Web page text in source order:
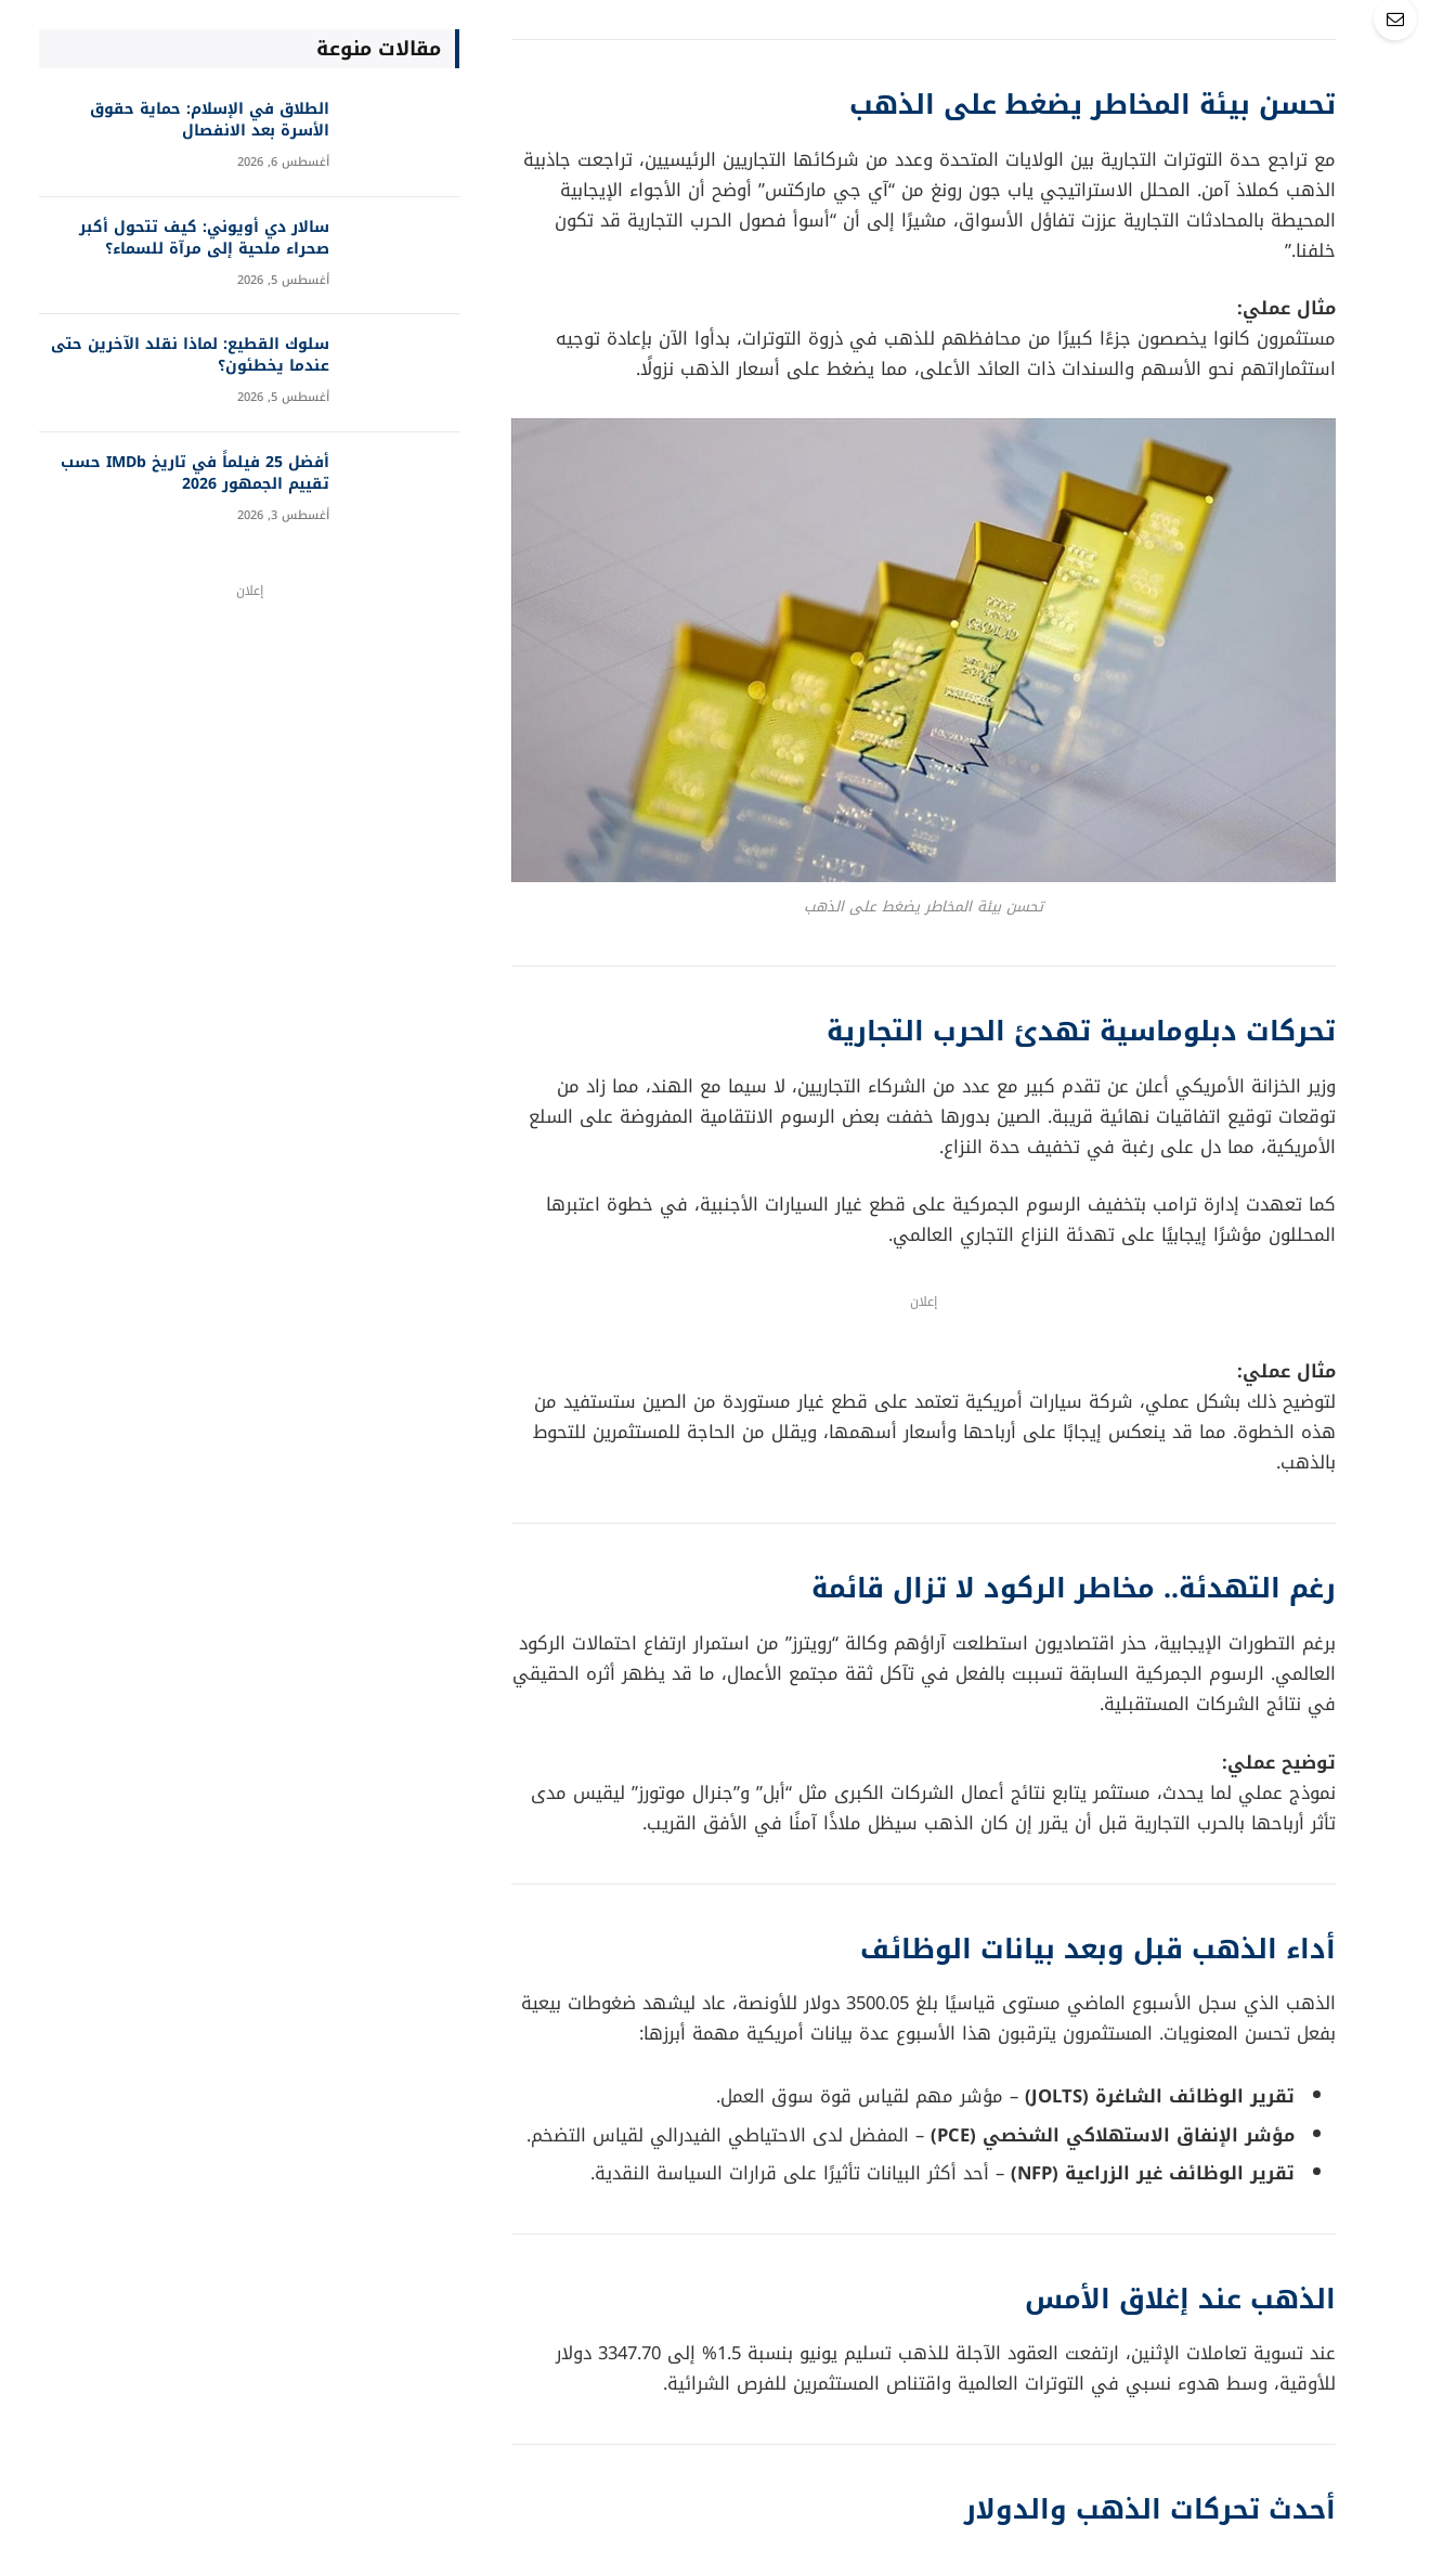
تحسن بيئة المخاطر يضغط على الذهب
مع تراجع حدة التوترات التجارية بين الولايات المتحدة وعدد من شركائها التجاريين الرئيسيين، تراجعت جاذبية
الذهب كملاذ آمن. المحلل الاستراتيجي ياب جون رونغ من “آي جي ماركتس” أوضح أن الأجواء الإيجابية
المحيطة بالمحادثات التجارية عززت تفاؤل الأسواق، مشيرًا إلى أن “أسوأ فصول الحرب التجارية قد تكون
خلفنا.”
مثال عملي:
مستثمرون كانوا يخصصون جزءًا كبيرًا من محافظهم للذهب في ذروة التوترات، بدأوا الآن بإعادة توجيه
استثماراتهم نحو الأسهم والسندات ذات العائد الأعلى، مما يضغط على أسعار الذهب نزولًا.
تحسن بيئة المخاطر يضغط على الذهب
تحركات دبلوماسية تهدئ الحرب التجارية
وزير الخزانة الأمريكي أعلن عن تقدم كبير مع عدد من الشركاء التجاريين، لا سيما مع الهند، مما زاد من
توقعات توقيع اتفاقيات نهائية قريبة. الصين بدورها خففت بعض الرسوم الانتقامية المفروضة على السلع
الأمريكية، مما دل على رغبة في تخفيف حدة النزاع.
كما تعهدت إدارة ترامب بتخفيف الرسوم الجمركية على قطع غيار السيارات الأجنبية، في خطوة اعتبرها
المحللون مؤشرًا إيجابيًا على تهدئة النزاع التجاري العالمي.
إعلان
مثال عملي:
لتوضيح ذلك بشكل عملي، شركة سيارات أمريكية تعتمد على قطع غيار مستوردة من الصين ستستفيد من
هذه الخطوة. مما قد ينعكس إيجابًا على أرباحها وأسعار أسهمها، ويقلل من الحاجة للمستثمرين للتحوط
بالذهب.
رغم التهدئة.. مخاطر الركود لا تزال قائمة
برغم التطورات الإيجابية، حذر اقتصاديون استطلعت آراؤهم وكالة “رويترز” من استمرار ارتفاع احتمالات الركود
العالمي. الرسوم الجمركية السابقة تسببت بالفعل في تآكل ثقة مجتمع الأعمال، ما قد يظهر أثره الحقيقي
في نتائج الشركات المستقبلية.
توضيح عملي:
نموذج عملي لما يحدث، مستثمر يتابع نتائج أعمال الشركات الكبرى مثل “أبل” و”جنرال موتورز” ليقيس مدى
تأثر أرباحها بالحرب التجارية قبل أن يقرر إن كان الذهب سيظل ملاذًا آمنًا في الأفق القريب.
أداء الذهب قبل وبعد بيانات الوظائف
الذهب الذي سجل الأسبوع الماضي مستوى قياسيًا بلغ 3500.05 دولار للأونصة، عاد ليشهد ضغوطات بيعية
بفعل تحسن المعنويات. المستثمرون يترقبون هذا الأسبوع عدة بيانات أمريكية مهمة أبرزها:
تقرير الوظائف الشاغرة (JOLTS)
– مؤشر مهم لقياس قوة سوق العمل.
مؤشر الإنفاق الاستهلاكي الشخصي (PCE)
– المفضل لدى الاحتياطي الفيدرالي لقياس التضخم.
تقرير الوظائف غير الزراعية (NFP)
– أحد أكثر البيانات تأثيرًا على قرارات السياسة النقدية.
الذهب عند إغلاق الأمس
عند تسوية تعاملات الإثنين، ارتفعت العقود الآجلة للذهب تسليم يونيو بنسبة 1.5% إلى 3347.70 دولار
للأوقية، وسط هدوء نسبي في التوترات العالمية واقتناص المستثمرين للفرص الشرائية.
أحدث تحركات الذهب والدولار
مقالات منوعة
الطلاق في الإسلام: حماية حقوق
الأسرة بعد الانفصال
أغسطس 6, 2026
سالار دي أويوني: كيف تتحول أكبر
صحراء ملحية إلى مرآة للسماء؟
أغسطس 5, 2026
سلوك القطيع: لماذا نقلد الآخرين حتى
عندما يخطئون؟
أغسطس 5, 2026
أفضل 25 فيلماً في تاريخ IMDb حسب
تقييم الجمهور 2026
أغسطس 3, 2026
إعلان